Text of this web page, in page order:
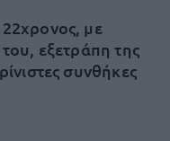
με
εξετράπη της
συνθήκες